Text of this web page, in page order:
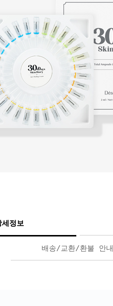
세정보
배송/교환/환불 안내